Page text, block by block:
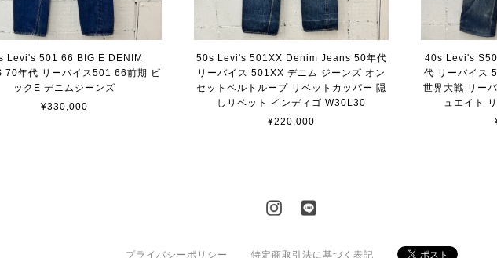
Levi's 501 66 BIG E DENIM
70年代 リーバイス501 66前期 ビ
ックE デニムジーンズ
¥330,000
50s Levi's 501XX Denim Jeans 50年代
リーバイス 501XX デニム ジーンズ オン
セットベルトループ リベットカッパー 隠
しリベット インディゴ W30L30
¥220,000
40s Levi's
代 リーバイス
世界大戦 リー
ュエイト
プライバシーポリシー 特定商取引法に基づく表記